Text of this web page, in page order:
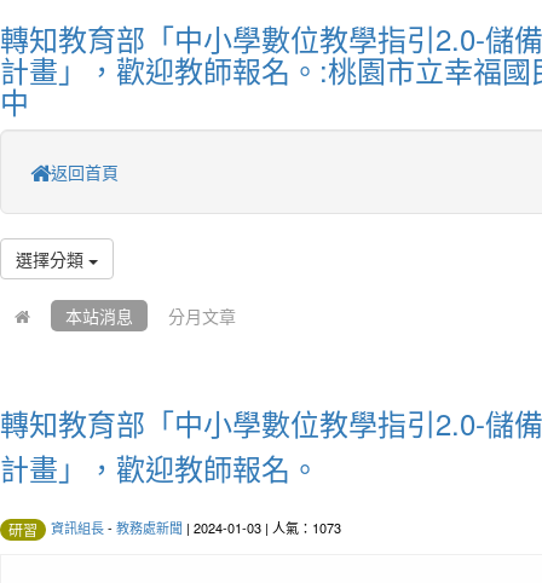
轉知教育部「中小學數位教學指引2.0-儲
計畫」，歡迎教師報名。:桃園市立幸福
中
返回首頁
選擇分類
本站消息 分月文章
轉知教育部「中小學數位教學指引2.0-儲
計畫」，歡迎教師報名。
研習 資訊組長- 教務處新聞 | 2024-01-03 | 人氣：1073